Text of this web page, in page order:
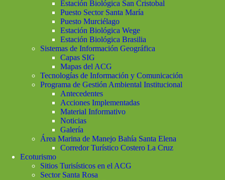
Estación Biológica San Cristobal
Puesto Sector Santa María
Puesto Murciélago
Estación Biológica Wege
Estación Biológica Brasilia
Sistemas de Información Geográfica
Capas SIG
Mapas del ACG
Tecnologías de Información y Comunicación
Programa de Gestión Ambiental Institucional
Antecedentes
Acciones Implementadas
Material Informativo
Noticias
Galería
Área Marina de Manejo Bahía Santa Elena
Corredor Turístico Costero La Cruz
Ecoturismo
Sitios Turisísticos en el ACG
Sector Santa Rosa